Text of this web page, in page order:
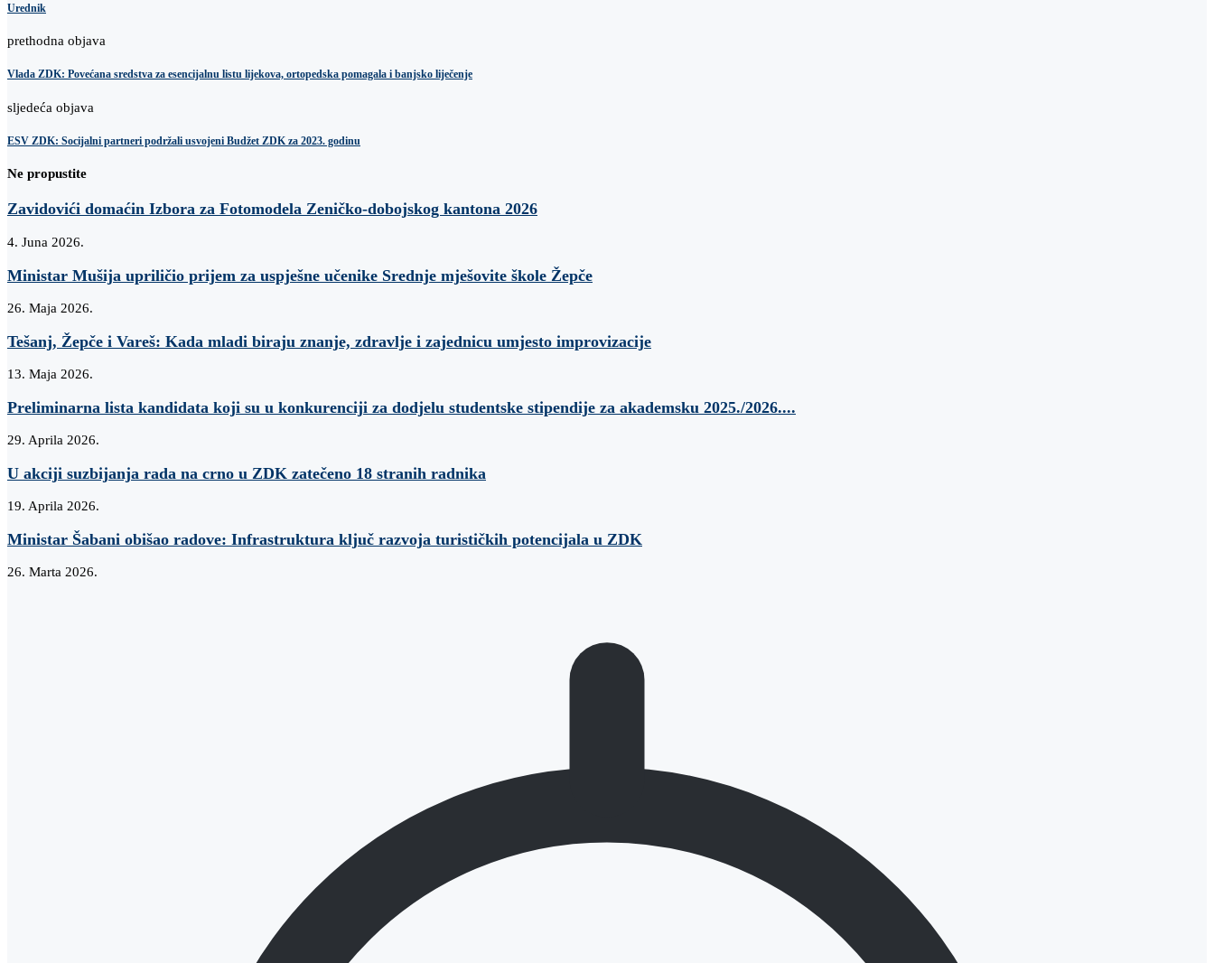
Urednik
prethodna objava
Vlada ZDK: Povećana sredstva za esencijalnu listu lijekova, ortopedska pomagala i banjsko liječenje
sljedeća objava
ESV ZDK: Socijalni partneri podržali usvojeni Budžet ZDK za 2023. godinu
Ne propustite
Zavidovići domaćin Izbora za Fotomodela Zeničko-dobojskog kantona 2026
4. Juna 2026.
Ministar Mušija upriličio prijem za uspješne učenike Srednje mješovite škole Žepče
26. Maja 2026.
Tešanj, Žepče i Vareš: Kada mladi biraju znanje, zdravlje i zajednicu umjesto improvizacije
13. Maja 2026.
Preliminarna lista kandidata koji su u konkurenciji za dodjelu studentske stipendije za akademsku 2025./2026....
29. Aprila 2026.
U akciji suzbijanja rada na crno u ZDK zatečeno 18 stranih radnika
19. Aprila 2026.
Ministar Šabani obišao radove: Infrastruktura ključ razvoja turističkih potencijala u ZDK
26. Marta 2026.